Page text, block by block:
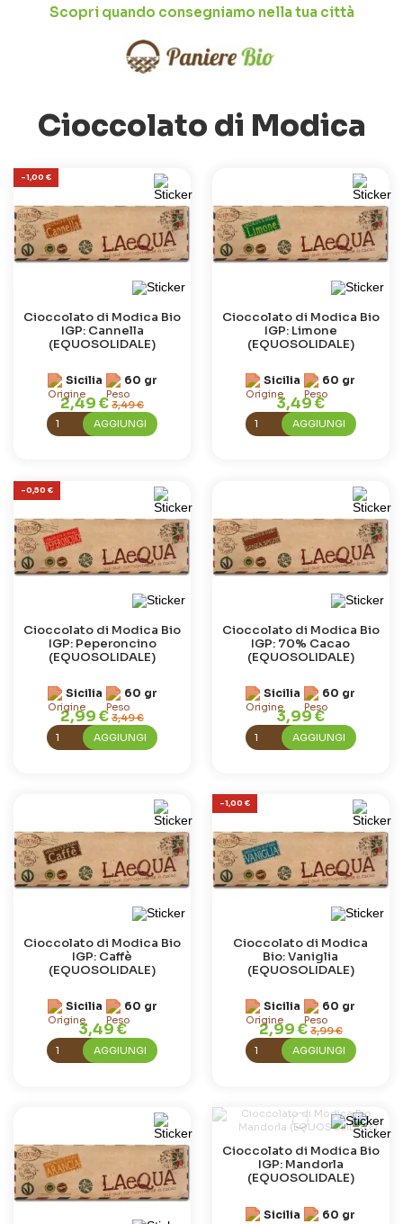
Scopri quando consegniamo nella tua città
Cioccolato di Modica
-1,00 €
Cioccolato di Modica Bio
IGP: Cannella
(EQUOSOLIDALE)
Sicilia 60 gr
2,49 €3,49 €
AGGIUNGI
Cioccolato di Modica Bio
IGP: Limone
(EQUOSOLIDALE)
Sicilia 60 gr
3,49 €
AGGIUNGI
-0,50 €
Cioccolato di Modica Bio
IGP: Peperoncino
(EQUOSOLIDALE)
Sicilia 60 gr
2,99 €3,49 €
AGGIUNGI
Cioccolato di Modica Bio
IGP: 70% Cacao
(EQUOSOLIDALE)
Sicilia 60 gr
3,99 €
AGGIUNGI
Cioccolato di Modica Bio
IGP: Caffè
(EQUOSOLIDALE)
Sicilia 60 gr
3,49 €
AGGIUNGI
-1,00 €
Cioccolato di Modica
Bio: Vaniglia
(EQUOSOLIDALE)
Sicilia 60 gr
2,99 € 3,99 €
AGGIUNGI
Cioccolato di Modica Bio
IGP: Mandorla
(EQUOSOLIDALE)
Sicilia 60 gr